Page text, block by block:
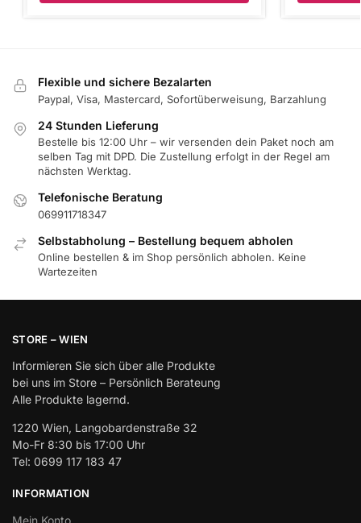
Flexible und sichere Bezalarten
Paypal, Visa, Mastercard, Sofortüberweisung, Barzahlung
24 Stunden Lieferung
Bestelle bis 12:00 Uhr – wir versenden dein Paket noch am
selben Tag mit DPD. Die Zustellung erfolgt in der Regel am
nächsten Werktag.
Telefonische Beratung
069911718347
Selbstabholung – Bestellung bequem abholen
Online bestellen & im Shop persönlich abholen. Keine
Wartezeiten
STORE – WIEN
Informieren Sie sich über alle Produkte
bei uns im Store – Persönlich Berateung
Alle Produkte lagernd.
1220 Wien, Langobardenstraße 32
Mo-Fr 8:30 bis 17:00 Uhr
Tel: 0699 117 183 47
INFORMATION
Mein Konto